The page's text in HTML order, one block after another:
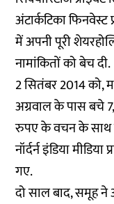
अंटार्कटिका फिनवेस्ट
में अपनी पूरी
नामांकितों को बेच दी.
2 सितंबर 2014
अग्रवाल के पास बचे
रुपए के वचन के साथ
नॉर्दर्न इंडिया
गए.
दो साल बाद, समूह ने